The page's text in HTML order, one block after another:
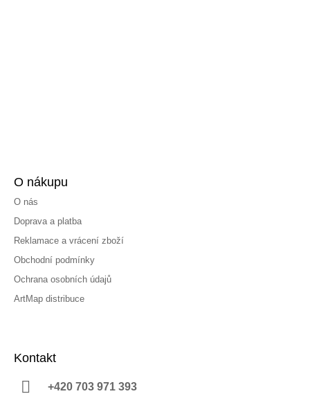
O nákupu
O nás
Doprava a platba
Reklamace a vrácení zboží
Obchodní podmínky
Ochrana osobních údajů
ArtMap distribuce
Kontakt
+420 703 971 393